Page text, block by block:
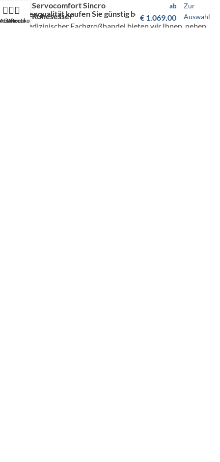
Markenqualität kaufen Sie günstig bei KS Medizintechnik
Als medizinischer Fachgroßhandel bieten wir Ihnen, neben
Konto
Warenkorb
Servocomfort Sincro
Ruhesessel
ab
€ 1.069,00
Zur
Auswahl